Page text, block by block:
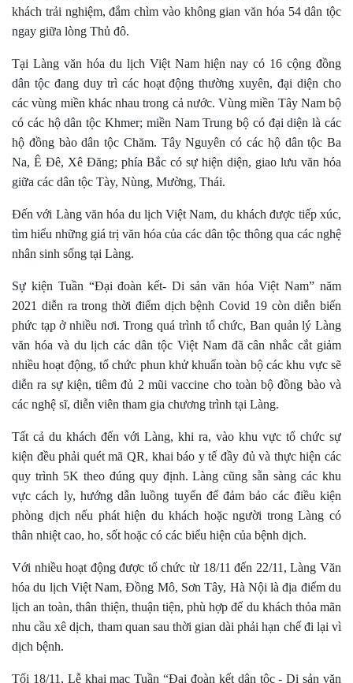
khách trải nghiệm, đắm chìm vào không gian văn hóa 54 dân tộc
ngay giữa lòng Thủ đô.
Tại Làng văn hóa du lịch Việt Nam hiện nay có 16 cộng đồng
dân tộc đang duy trì các hoạt động thường xuyên,đại diện cho
các vùng miền khác nhau trong cả nước. Vùng miền Tây Nam bộ
có các hộdân tộc Khmer; miền Nam Trung bộ có đại diện là các
hộ đồng bào dân tộc Chăm. Tây Nguyên có các hộ dân tộc Ba
Na, Ê Đê, Xê Đăng; phía Bắc có sự hiện diện, giao lưu văn hóa
giữa các dân tộc Tày, Nùng, Mường, Thái.
Đến với Làng văn hóa du lịch Việt Nam, du kháchđược tiếp xúc,
tìm hiểu những giá trị văn hóa của các dân tộc thông qua các nghệ
nhân sinh sống tại Làng.
Sự kiện Tuần “Đại đoàn kết- Di sản văn hóa Việt Nam” năm
2021 diễn ra trong thời điểm dịch bệnh Covid 19 còn diễn biến
phức tạp ở nhiều nơi.Trong quá trình tổ chức, Ban quản lý Làng
văn hóa và du lịch các dân tộc Việt Nam đã cânnhắccắt giảm
nhiều hoạt động, tổ chức phun khử khuẩn toàn bộ các khu vực sẽ
diễn ra sự kiện, tiêm đủ 2 mũi vaccine cho toàn bộđồng bàovà
các nghệ sĩ, diễn viên tham gia chương trình tại Làng.
Tất cả du khách đến với Làng, khi ra, vào khu vực tổ chức sự
kiện đều phải quét mã QR, khai báo y tế đầy đủ và thực hiện các
quy trình 5K theo đúng quy định.Làng cũng sẵn sàng các khu
vực cách ly, hướng dẫn luồng tuyến để đảm bảo các điều kiện
phòng dịch nếu phát hiện du khách hoặc người trong Làng có
thân nhiệt cao, ho, sốt hoặc có các biểu hiện của bệnh dịch.
Với nhiều hoạt động được tổ chứctừ 18/11 đến 22/11 , Làng Văn
hóadu lịch Việt Nam, Đồng Mô, Sơn Tây, Hà Nộilàđịa điểmdu
lịch an toàn, thân thiện, thuận tiện, phù hợp để du khách thỏa mãn
nhu cầu xê dịch, tham quan sau thời gian dài phải hạn chế đi lại vì
dịch bệnh.
Tối 18/11, Lễ khai mạc Tuần “Đại đoàn kết dân tộc - Di sản văn